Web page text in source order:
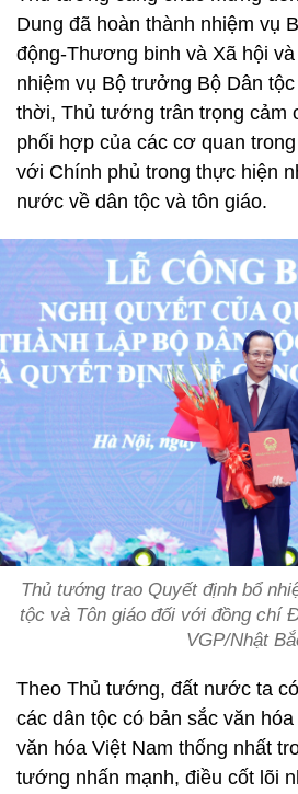
Dung đã hoàn thành nhiệm vụ
động-Thương binh và Xã hội
nhiệm vụ Bộ trưởng Bộ Dân
thời, Thủ tướng trân trọng cảm
phối hợp của các cơ quan
với Chính phủ trong thực hiện
nước về dân tộc và tôn giáo.
Thủ tướng trao Quyết định bổ
tộc và Tôn giáo đối với đồng chí
VGP/Nhật
Theo Thủ tướng, đất nước ta
các dân tộc có bản sắc văn
văn hóa Việt Nam thống nhất
tướng nhấn mạnh, điều cốt lõi